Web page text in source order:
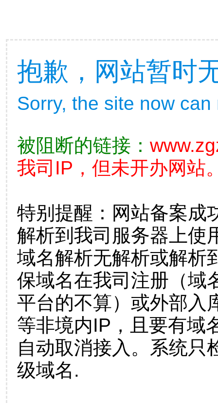
抱歉，网站暂时
Sorry, the site now
被阻断的链接：
我司IP，但未开办网站
特别提醒：网站备案成
解析到我司服务器上使
域名解析无解析或解析
保域名在我司注册（域
平台的不算）或外部入
等非境内IP，且要有域
自动取消接入。系统只
级域名.